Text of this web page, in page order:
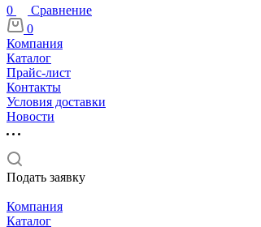
0
Сравнение
0
Компания
Каталог
Прайс-лист
Контакты
Условия доставки
Новости
Подать заявку
Компания
Каталог